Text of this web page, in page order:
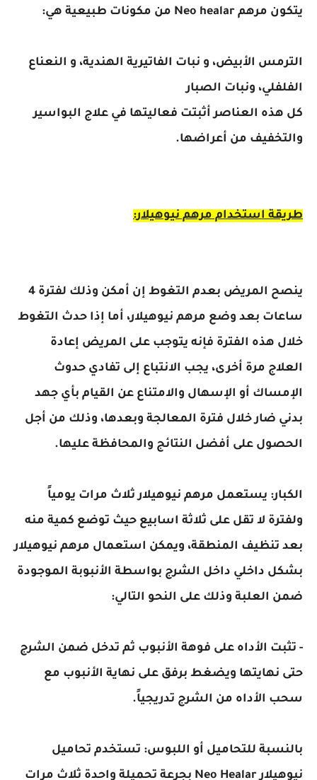
يتكون مرهم Neo healar من مكونات طبيعية هي:
الترمس الأبيض، و نبات الفاتيرية الهندية، و النعناع
الفلفلي، ونبات الصبار
كل هذه العناصر أثبتت فعاليتها في علاج البواسير
والتخفيف من أعراضها.
طريقة استخدام مرهم نيوهيلار:
ينصح المريض بعدم التغوط إن أمكن وذلك لفترة 4
ساعات بعد وضع مرهم نيوهيلار، أما إذا حدث التغوط
خلال هذه الفترة فإنه يتوجب على المريض إعادة
العلاج مرة أخرى، يجب الانتباع إلى تفادي حدوث
الإمساك أو الإسهال والامتناع عن القيام بأي جهد
بدني ضار خلال فترة المعالجة وبعدها، وذلك من أجل
الحصول على أفضل النتائج والمحافظة عليها.
الكبار: يستعمل مرهم نيوهيلار ثلاث مرات يومياً
ولفترة لا تقل على ثلاثة اسابيع حيث توضع كمية منه
بعد تنظيف المنطقة، ويمكن استعمال مرهم نيوهيلار
بشكل داخلي داخل الشرج بواسطة الأنبوبة الموجودة
ضمن العلبة وذلك على النحو التالي:
- تثبت الأداه على فوهة الأنبوب ثم تدخل ضمن الشرج
حتى نهايتها ويضغط برفق على نهاية الأنبوب مع
سحب الأداه من الشرج تدريجياً.
بالنسبة للتحاميل أو اللبوس: تستخدم تحاميل
نيوهيلار Neo Healar بجرعة تحميلة واحدة ثلاث مرات